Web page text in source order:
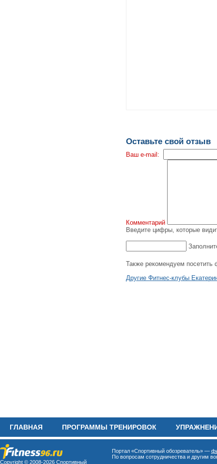
Оставьте свой отзыв
Ваш e-mail:
Комментарий
Введите цифры, которые
Также рекомендуем посетить
Другие Фитнес-клубы
ГЛАВНАЯ ПРОГРАММЫ ТРЕНИРОВОК
Copyright © 2008-2026 Спортивный
Портал «Спортивный обозреватель» —
По вопросам сотрудничества и другим